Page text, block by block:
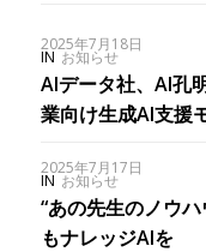
2025年7月18日
IN お知らせ
AIデータ社、AI孔
業向け生成AI支援
2025年7月17日
IN お知らせ
“あの先生のノウ
もナレッジAIを